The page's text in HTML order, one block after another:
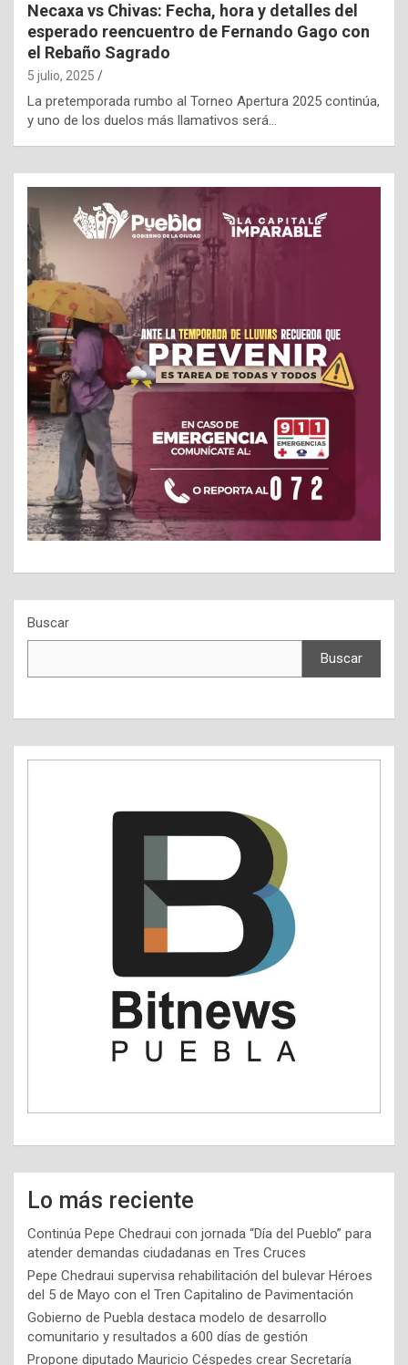
Necaxa vs Chivas: Fecha, hora y detalles del
esperado reencuentro de Fernando Gago con
el Rebaño Sagrado
5 julio, 2025
La pretemporada rumbo al Torneo Apertura 2025 continúa,
y uno de los duelos más llamativos será…
Buscar
Buscar
Lo más reciente
Continúa Pepe Chedraui con jornada “Día del Pueblo” para
atender demandas ciudadanas en Tres Cruces
Pepe Chedraui supervisa rehabilitación del bulevar Héroes
del 5 de Mayo con el Tren Capitalino de Pavimentación
Gobierno de Puebla destaca modelo de desarrollo
comunitario y resultados a 600 días de gestión
Propone diputado Mauricio Céspedes crear Secretaría